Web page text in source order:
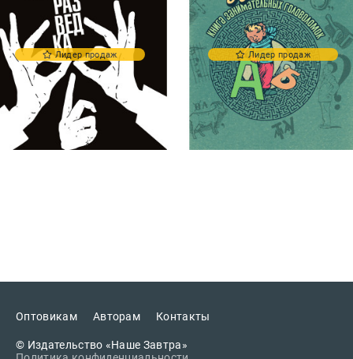
Лидер продаж Лидер продаж
Оптовикам Авторам Контакты
© Издательство «Наше Завтра»